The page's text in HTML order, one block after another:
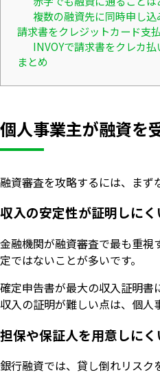
複数の融資先に同時申し込
請求書をクレジットカード支
INVOYで請求書をクレカ
まとめ
個人事業主が融資を
融資審査を攻略するには、ま
収入の安定性が証明しにく
金融機関が融資審査で最も重視
定ではないことが多いです。
確定申告書が最大の収入証明書
収入の証明が難しい点は、個人
担保や保証人を用意しにく
銀行融資では、貸し倒れリス